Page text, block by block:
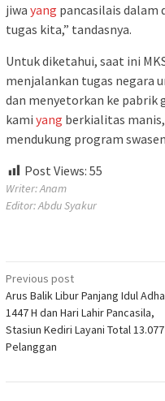
jiwa yang pancasilais
tugas kita,” tandasnya.
Untuk diketahui, saat ini
menjalankan tugas negara
dan menyetorkan ke pabrik
kami yang berkialitas
mendukung program
Post Views: 55
Writer: Anam
Editor: Abdu Syakur
Post
navigation
Previous post
Arus Balik Libur Panjang Idul Adha
1447 H dan Hari Lahir Pancasila,
Stasiun Kediri Layani Total 13.077
Pelanggan